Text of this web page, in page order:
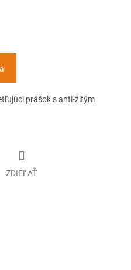
prášok s anti-žltým
ZDIEĽAŤ